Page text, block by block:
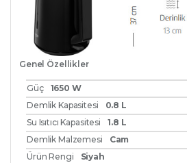
Genel Özellikler
Güç
1650 W
Demlik Kapasitesi
0.8 L
Su Isıtıcı Kapasitesi
1.8 L
Demlik Malzemesi
Cam
Ürün Rengi
Siyah